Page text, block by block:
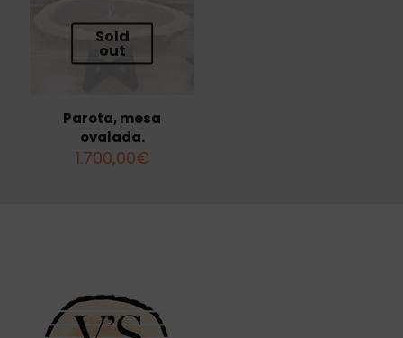
Sold
out
Parota, mesa
ovalada.
1.700,00€